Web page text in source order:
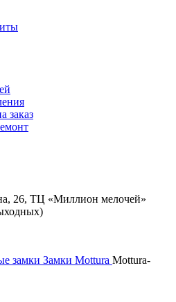
заказ
26, ТЦ «Миллион мелочей»
замки Замки Mottura Mottura-